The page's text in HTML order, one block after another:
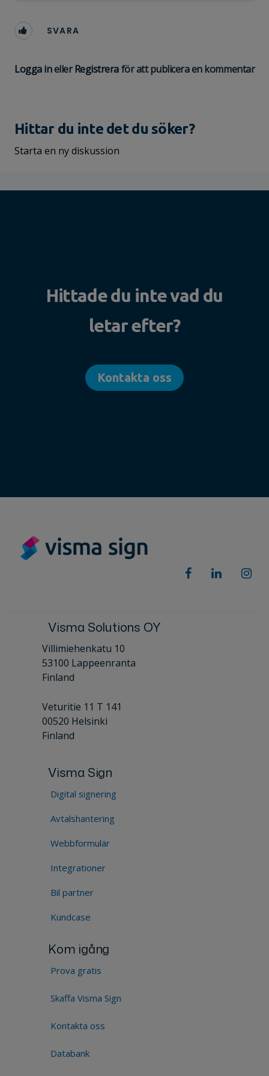
SVARA
Logga inellerRegistreraför att publicera en kommentar
Hittar du inte det du söker?
Starta en ny diskussion
Hittade du inte vad du
letar efter?
Kontakta oss
Visma Solutions OY
Villimiehenkatu 10
53100 Lappeenranta
Finland
Veturitie 11 T 141
00520 Helsinki
Finland
Visma Sign
Digital signering
Avtalshantering
Webbformulär
Integrationer
Bil partner
Kundcase
Kom igång
Prova gratis
Skaffa Visma Sign
Kontakta oss
Databank